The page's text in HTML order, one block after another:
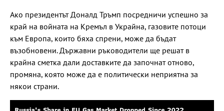
Ако президентът Доналд Тръмп посредничи успешно за
край на войната на Кремъл в Украйна, газовите потоци
към Европа, които бяха спрени, може да бъдат
възобновени. Държавни ръководители ще решат в
крайна сметка дали доставките да започнат отново,
промяна, която може да е политически неприятна за
някои страни.